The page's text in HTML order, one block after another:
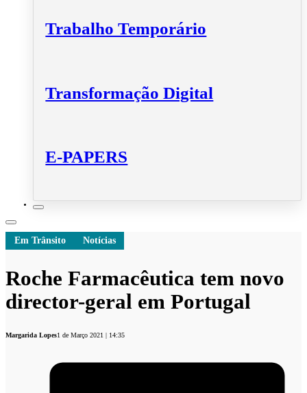
Trabalho Temporário
Transformação Digital
E-PAPERS
Em Trânsito Notícias
Roche Farmacêutica tem novo
director-geral em Portugal
Margarida Lopes1 de Março 2021 | 14:35